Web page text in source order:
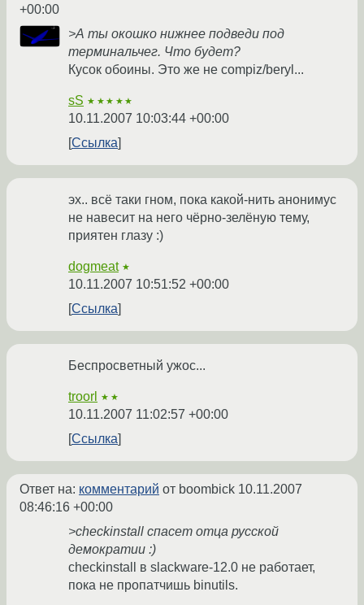
+00:00
>А ты окошко нижнее подведи под
терминальчег. Что будет?
Кусок обоины. Это же не compiz/beryl...
sS ★★★★★
10.11.2007 10:03:44 +00:00
Ссылка
эх.. всё таки гном, пока какой-нить анонимус
не навесит на него чёрно-зелёную тему,
приятен глазу :)
dogmeat ★
10.11.2007 10:51:52 +00:00
Ссылка
Беспросветный ужос...
troorl ★★
10.11.2007 11:02:57 +00:00
Ссылка
Ответ на: комментарий от boombick 10.11.2007
08:46:16 +00:00
>checkinstall спасет отца русской
демократии :)
checkinstall в slackware-12.0 не работает,
пока не пропатчишь binutils.